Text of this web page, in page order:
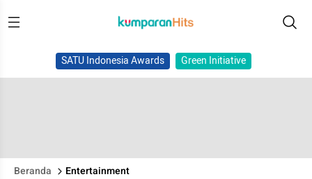
SATU Indonesia Awards Green Initiative
Beranda Entertainment